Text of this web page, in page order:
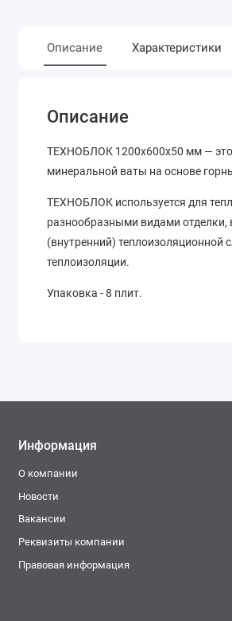
Описание Характеристики
Описание
ТЕХНОБЛОК 1200х600х50 мм — это
минеральной ваты на основе
ТЕХНОБЛОК используется для
разнообразными видами отделки,
(внутренний) теплоизоляционной
теплоизоляции.
Упаковка - 8 плит.
Информация
О компании
Новости
Вакансии
Реквизиты компании
Правовая информация